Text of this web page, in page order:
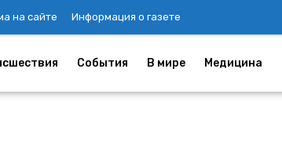
на сайте Информация о газете
События В мире Медицина